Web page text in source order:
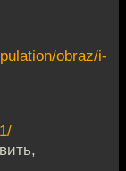
obraz/i-